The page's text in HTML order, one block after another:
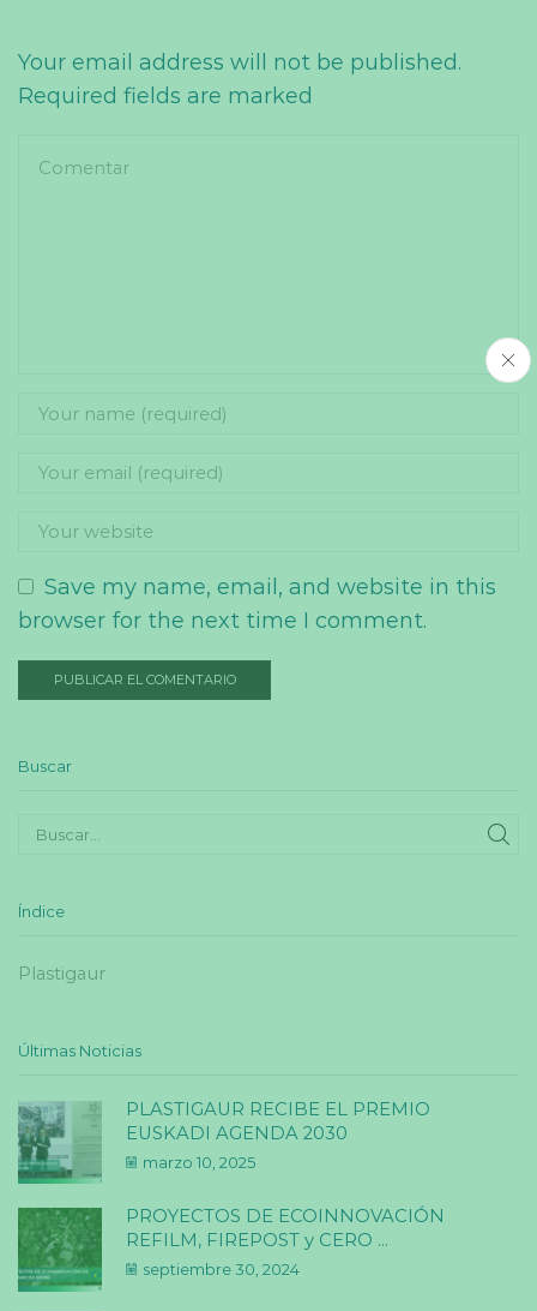
Your email address will not be published.
Required fields are marked
Save my name, email, and website in this
browser for the next time I comment.
Buscar
Índice
Plastigaur
Últimas Noticias
PLASTIGAUR RECIBE EL PREMIO
EUSKADI AGENDA 2030
marzo 10, 2025
PROYECTOS DE ECOINNOVACIÓN
REFILM, FIREPOST y CERO ...
septiembre 30, 2024